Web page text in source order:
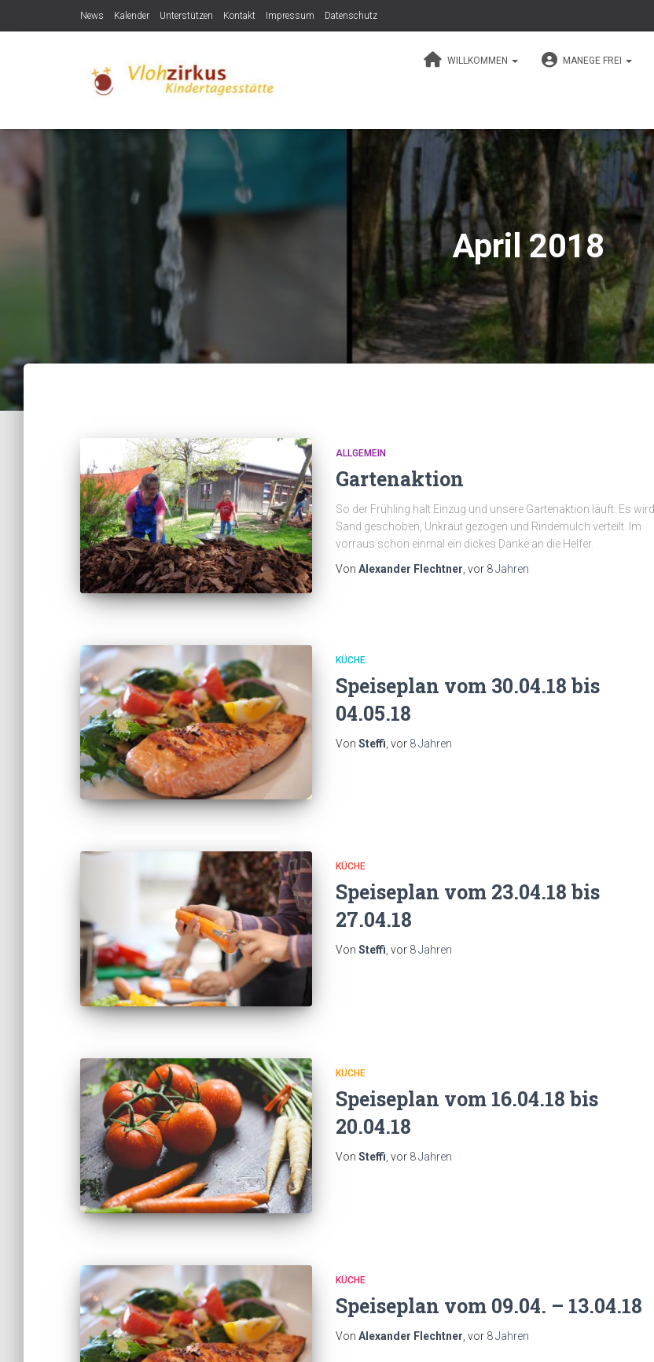
News Kalender Unterstützen Kontakt Impressum Datenschutz
WILLKOMMEN MANEGE FREI
April 2018
ALLGEMEIN
Gartenaktion
So der Frühling hält Einzug und unsere Gartenaktion läuft. Es wird
Sand geschoben, Unkraut gezogen und Rindemulch verteilt. Im
vorraus schon einmal ein dickes Danke an die Helfer.
Von Alexander Flechtner , vor 8 Jahren
KÜCHE
Speiseplan vom 30.04.18 bis
04.05.18
Von Steffi , vor 8 Jahren
KÜCHE
Speiseplan vom 23.04.18 bis
27.04.18
Von Steffi, vor 8 Jahren
KÜCHE
Speiseplan vom 16.04.18 bis
20.04.18
Von Steffi , vor 8 Jahren
KÜCHE
Speiseplan vom 09.04. – 13.04.18
Von Alexander Flechtner , vor 8 Jahren